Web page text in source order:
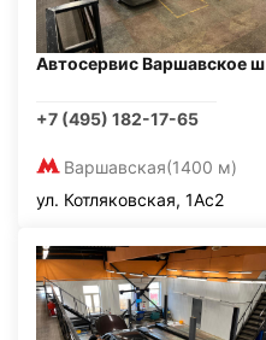
Автосервис Варшавское ш
+7 (495) 182-17-65
Варшавская(1400 м)
ул. Котляковская, 1Ас2